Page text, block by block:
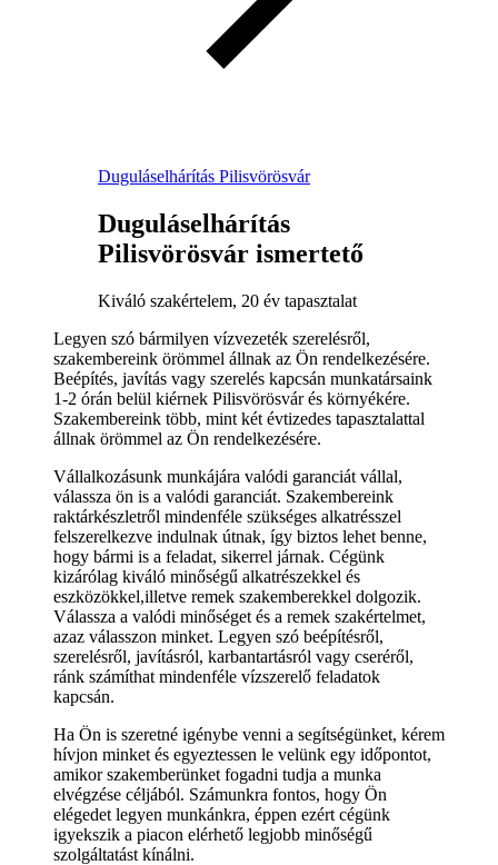
Duguláselhárítás Pilisvörösvár
Duguláselhárítás
Pilisvörösvár ismertető
Kiváló szakértelem, 20 év tapasztalat
Legyen szó bármilyen vízvezeték szerelésről,
szakembereink örömmel állnak az Ön rendelkezésére.
Beépítés, javítás vagy szerelés kapcsán munkatársaink
1-2 órán belül kiérnek Pilisvörösvár és környékére.
Szakembereink több, mint két évtizedes tapasztalattal
állnak örömmel az Ön rendelkezésére.
Vállalkozásunk munkájára valódi garanciát vállal,
válassza ön is a valódi garanciát. Szakembereink
raktárkészletről mindenféle szükséges alkatrésszel
felszerelkezve indulnak útnak, így biztos lehet benne,
hogy bármi is a feladat, sikerrel járnak. Cégünk
kizárólag kiváló minőségű alkatrészekkel és
eszközökkel,illetve remek szakemberekkel dolgozik.
Válassza a valódi minőséget és a remek szakértelmet,
azaz válasszon minket. Legyen szó beépítésről,
szerelésről, javításról, karbantartásról vagy cseréről,
ránk számíthat mindenféle vízszerelő feladatok
kapcsán.
Ha Ön is szeretné igénybe venni a segítségünket, kérem
hívjon minket és egyeztessen le velünk egy időpontot,
amikor szakemberünket fogadni tudja a munka
elvégzése céljából. Számunkra fontos, hogy Ön
elégedet legyen munkánkra, éppen ezért cégünk
igyekszik a piacon elérhető legjobb minőségű
szolgáltatást kínálni.